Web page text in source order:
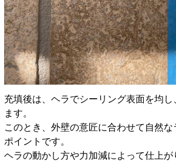
充填後は、ヘラでシーリング表面を均し
ます。
このとき、外壁の意匠に合わせて自然
ポイントです。
ヘラの動かし方や力加減によって仕上